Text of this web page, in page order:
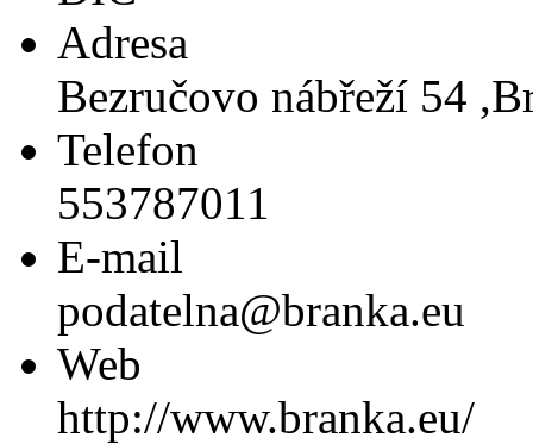
Adresa
Bezručovo nábřeží 54
Telefon
553787011
E-mail
podatelna@branka.eu
Web
http://www.branka.eu/